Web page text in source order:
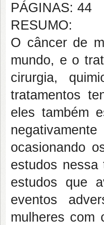
PÁGINAS: 44
RESUMO:
O câncer de
mundo, e o
cirurgia,
tratamentos
eles também
ocasionando
estudos nessa
estudos que
eventos
mulheres com